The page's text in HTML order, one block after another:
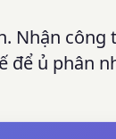
Nhận công
để ủ phân